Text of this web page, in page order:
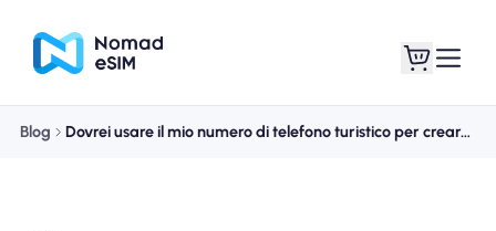
Blog Dovrei usare il mio numero di telefono turistico per creare account su siti web e app?